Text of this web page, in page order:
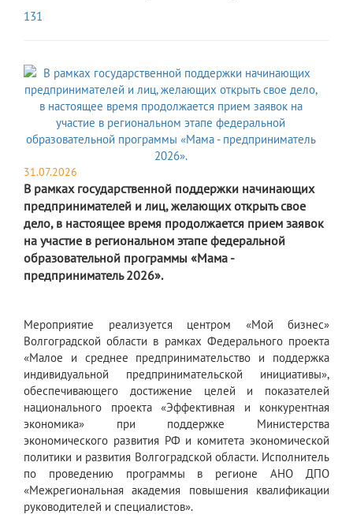
131
31.07.2026
В рамках государственной поддержки начинающих
предпринимателей и лиц, желающих открыть свое
дело, в настоящее время продолжается прием заявок
на участие в региональном этапе федеральной
образовательной программы «Мама -
предприниматель 2026».
Мероприятие реализуется центром «Мой бизнес»
Волгоградской области в рамках Федерального проекта
«Малое и среднее предпринимательство и поддержка
индивидуальной предпринимательской инициативы»,
обеспечивающего достижение целей и показателей
национального проекта «Эффективная и конкурентная
экономика» при поддержке Министерства
экономического развития РФ и комитета экономической
политики и развития Волгоградской области. Исполнитель
по проведению программы в регионе АНО ДПО
«Межрегиональная академия повышения квалификации
руководителей и специалистов».